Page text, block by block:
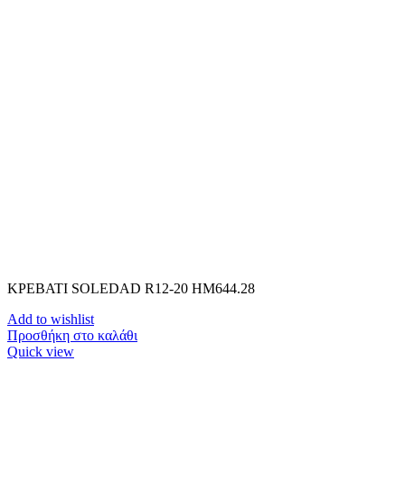
ΚΡΕΒΑΤΙ SOLEDAD R12-20 HM644.28
Add to wishlist
Προσθήκη στο καλάθι
Quick view